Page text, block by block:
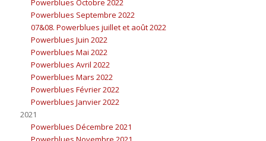
Powerblues Septembre 2022
07&08. Powerblues juillet et août 2022
Powerblues Juin 2022
Powerblues Mai 2022
Powerblues Avril 2022
Powerblues Mars 2022
Powerblues Février 2022
Powerblues Janvier 2022
2021
Powerblues Décembre 2021